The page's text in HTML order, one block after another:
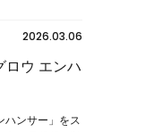
2026.03.06
ロウ エンハ
ハンサー」をス